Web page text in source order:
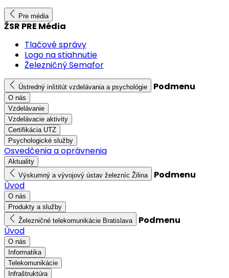
Pre média
ŽSR PRE Média
Tlačové správy
Logo na stiahnutie
Železničný Semafor
Ústredný inštitút vzdelávania a psychológie Podmenu
O nás
Vzdelávanie
Vzdelávacie aktivity
Certifikácia UTZ
Psychologické služby
Osvedčenia a oprávnenia
Aktuality
Výskumný a vývojový ústav železníc Žilina
Podmenu
Úvod
O nás
Produkty a služby
Železničné telekomunikácie Bratislava
Podmenu
Úvod
O nás
Informatika
Telekomunikácie
Infraštruktúra